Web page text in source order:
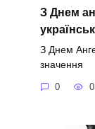
З Днем
З Днем
значення
0 0